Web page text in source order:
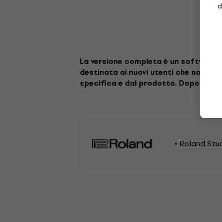
La versione completa è un software
destinata ai nuovi utenti che non
specifica e dal prodotto. Dopo
Roland